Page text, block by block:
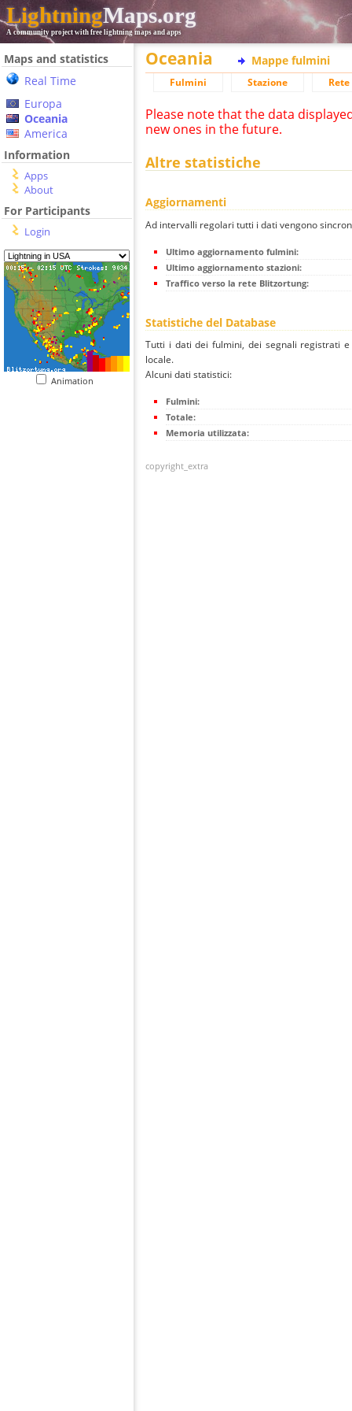
LightningMaps.org
A community project with free lightning maps and apps
Maps and statistics
Real Time
Europa
Oceania
America
Information
Apps
About
For Participants
Login
Animation
Oceania Mappe fulmini
Fulmini Stazione
Please note that the data
new ones in the future.
Altre statistiche
Aggiornamenti
Ad intervalli regolari tutti i dati vengono
Ultimo aggiornamento fulmini:
Ultimo aggiornamento stazioni:
Traffico verso la rete Blitzortung:
Statistiche del Database
Tutti i dati dei fulmini, dei segnali registrati
locale.
Alcuni dati statistici:
Fulmini:
Totale:
Memoria utilizzata:
copyright_extra